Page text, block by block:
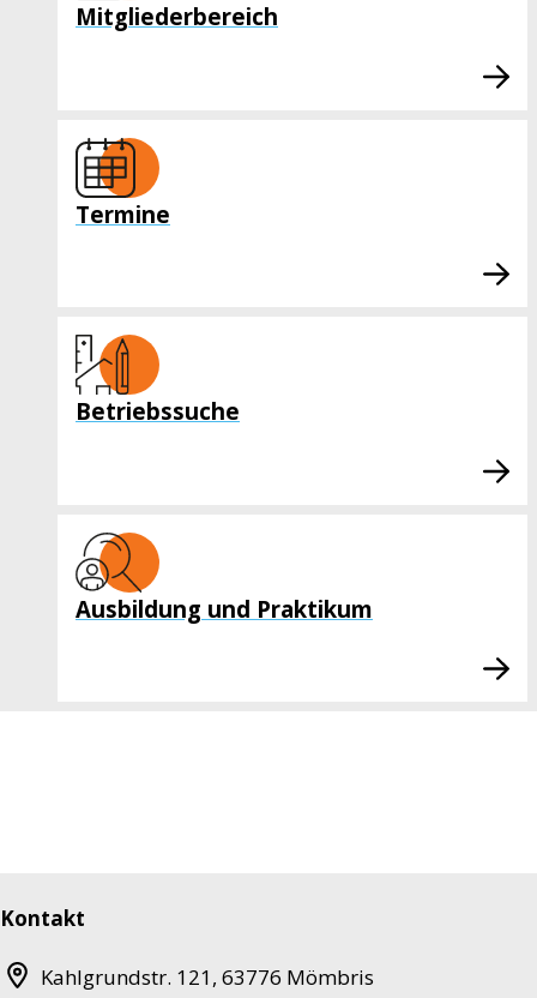
Mitgliederbereich
Termine
Betriebssuche
Ausbildung und Praktikum
Kontakt
Kahlgrundstr. 121, 63776 Mömbris